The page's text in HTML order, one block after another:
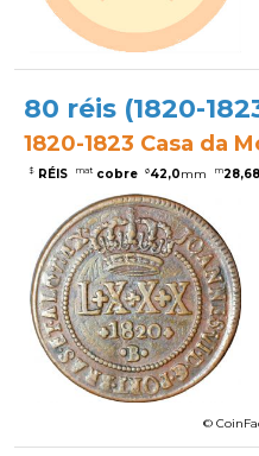
80 réis (1820-
1820-1823 Casa da
$ RÉIS mat cobre ø42,0mm m28,68
©